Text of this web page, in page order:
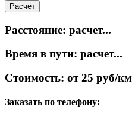
Расчёт
Расстояние: расчет...
Время в пути: расчет...
Стоимость: от 25 руб/км
Заказать по телефону: